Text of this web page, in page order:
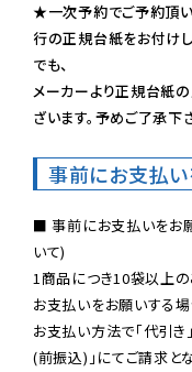
★一次予約でご予約頂い
行の正規台紙をお付け
でも、
メーカーより正規台紙
ざいます。予めご了承下
事前にお支払
■ 事前にお支払いをお
いて)
1商品につき10袋以上
お支払いをお願いする場
お支払い方法で「代引き
(前振込)」にてご請求と